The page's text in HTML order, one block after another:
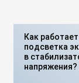
Как работает
подсветка
в
напряжения?